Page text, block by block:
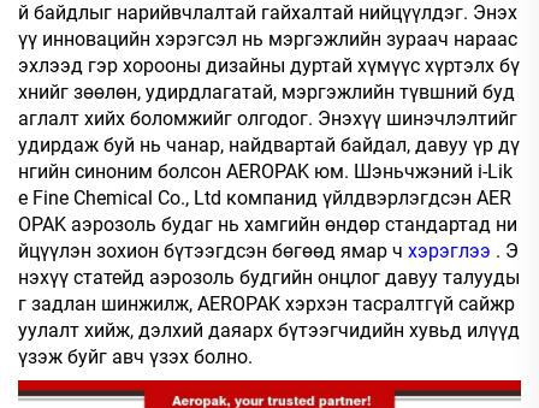
й байдлыг нарийвчлалтай гайхалтай нийцүүлдэг. Энэх
үү инновацийн хэрэгсэл нь мэргэжлийн зураач нараас
эхлээд гэр хорооны дизайны дуртай хүмүүс хүртэлх бү
хнийг зөөлөн, удирдлагатай, мэргэжлийн түвшний буд
аглалт хийх боломжийг олгодог. Энэхүү шинэчлэлтийг
удирдаж буй нь чанар, найдвартай байдал, давуу үр дү
нгийн синоним болсон AEROPAK юм. Шэньчжэний i-Lik
e Fine Chemical Co., Ltd компанид үйлдвэрлэгдсэн AER
OPAK аэрозоль будаг нь хамгийн өндөр стандартад ни
йцүүлэн зохион бүтээгдсэн бөгөөд ямар ч хэрэглээ . Э
нэхүү статейд аэрозоль будгийн онцлог давуу талууды
г задлан шинжилж, AEROPAK хэрхэн тасралтгүй сайжр
уулалт хийж, дэлхий даяарх бүтээгчидийн хувьд илүүд
үзэж буйг авч үзэх болно.